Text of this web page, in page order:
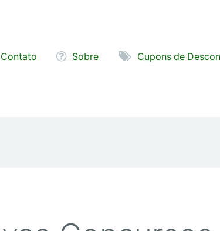
Contato Sobre Cupons de